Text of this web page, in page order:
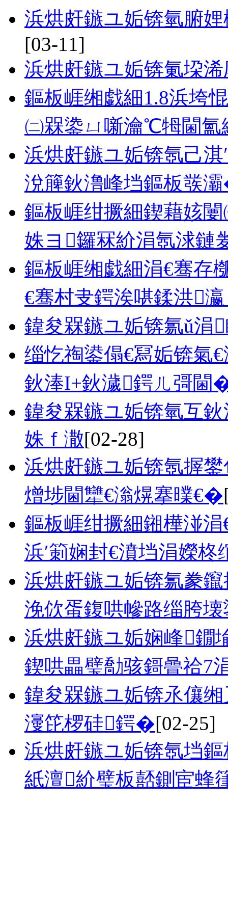
浜烘皯鏃ユ姤锛氫腑
[03-11]
浜烘皯鏃ユ姤锛氭垜
鏂板崕缃戯細1.8浜垮
㈡槑鍌ㄩ噺瀹℃牳閫氳
浜烘皯鏃ユ姤锛氬己
涗簲鈥澛峰垱鏂板彂
鏂板崕绀撅細鍥藉姟
姝ヨ鑼冧紒涓氬浗鏈
鏂板崕缃戯細涓€骞存
€骞村叏鍔涘啿鍒洪
鍏夋槑鏃ユ姤锛氱ǔ涓
缁忔祹鍙傝€冩姤锛氣€
鈥淎I+鈥濊鍔ㄦ彁閫
鍏夋槑鏃ユ姤锛氫互
姝ｆ潵[02-28]
浜烘皯鏃ユ姤锛氬搱
熷埗閫犫€滃熀搴曗€�
鏂板崕绀撅細鎺樺湴
浜′箣娴封€濆垱涓嬫柊
浜烘皯鏃ユ姤锛氱豢
浼佽蛋鍑哄幓路缁胯
浜烘皯鏃ユ姤娴峰鐗
鍥哄畾璧勪骇鎶曡祫7
鍏夋槑鏃ユ姤锛氶儴
濅笓椤硅鍔�[02-25]
浜烘皯鏃ユ姤锛氬垱
紙澶紒璧板嚭鍘宦蜂